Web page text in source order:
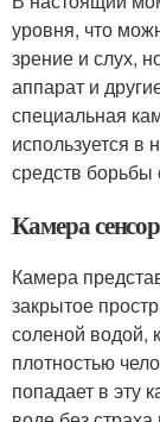
уровня, что
зрение и слух,
аппарат и
специальная
используется в
средств борьбы
Камера
Камера
закрытое
соленой водой,
плотностью
попадает в эту